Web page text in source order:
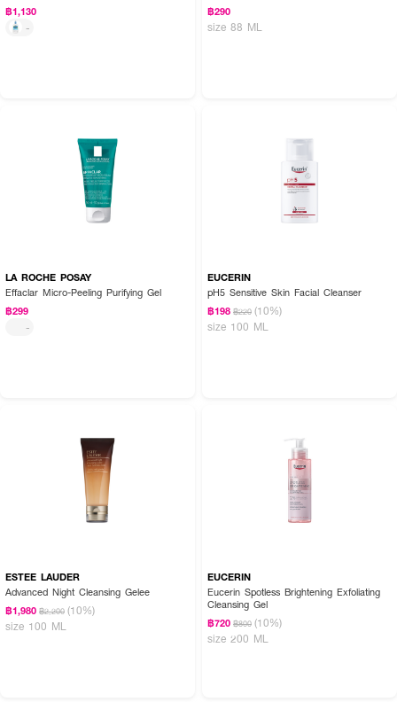
฿1,130
-
฿290
size 88 ML
LA ROCHE POSAY
Effaclar Micro-Peeling Purifying Gel
฿299
-
EUCERIN
pH5 Sensitive Skin Facial Cleanser
฿198 ฿220 (10%)
size 100 ML
ESTEE LAUDER
Advanced Night Cleansing Gelee
฿1,980 ฿2,200 (10%)
size 100 ML
EUCERIN
Eucerin Spotless Brightening Exfoliating
Cleansing Gel
฿720 ฿800 (10%)
size 200 ML